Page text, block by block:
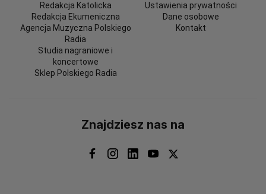
Redakcja Katolicka
Redakcja Ekumeniczna
Agencja Muzyczna Polskiego
Radia
Studia nagraniowe i
koncertowe
Sklep Polskiego Radia
Ustawienia prywatności
Dane osobowe
Kontakt
Znajdziesz nas na